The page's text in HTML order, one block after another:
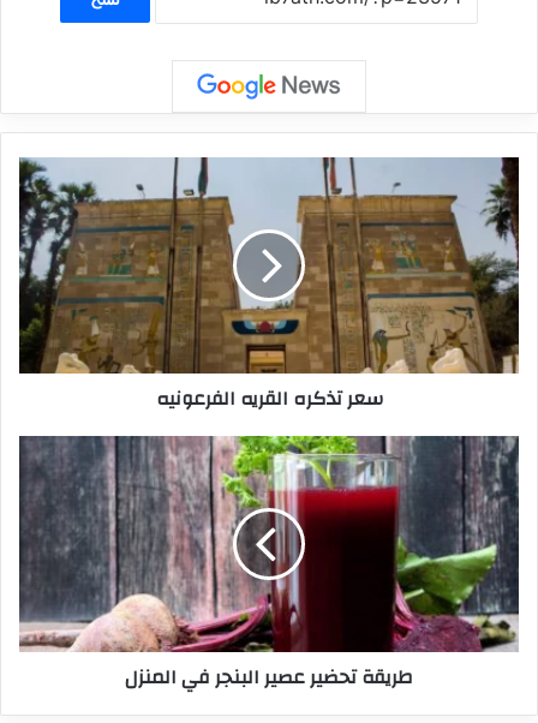
سعر تذكره القريه الفرعونيه
طريقة تحضير عصير البنجر في المنزل